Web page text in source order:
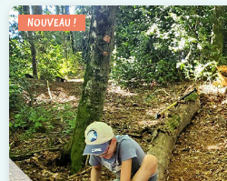
NOUVEAU !